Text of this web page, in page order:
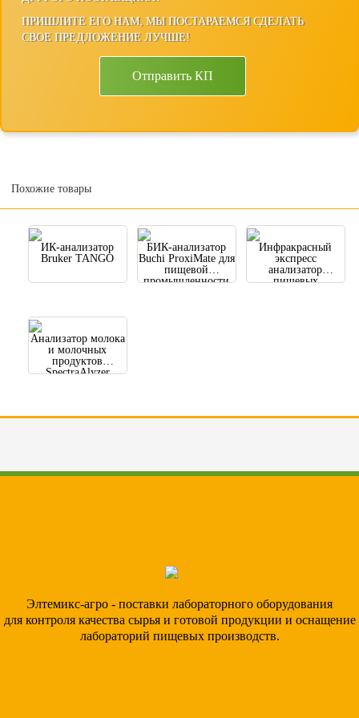
ПРИШЛИТЕ ЕГО НАМ, МЫ ПОСТАРАЕМСЯ СДЕЛАТЬ
СВОЕ ПРЕДЛОЖЕНИЕ ЛУЧШЕ!
Отправить КП
Похожие товары
ИК-анализатор
Bruker TANGO
БИК-анализатор
Buchi ProxiMate для
пищевой
промышленности
Инфракрасный
экспресс
анализатор
пищевых
Анализатор молока
и молочных
продуктов
SpectraAlyzer
Элтемикс-агро - поставки лабораторного оборудования
для контроля качества сырья и готовой продукции и оснащение
лабораторий пищевых производств.